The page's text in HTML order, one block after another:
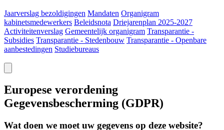
Jaarverslag bezoldigingen Mandaten Organigram
kabinetsmedewerkers Beleidsnota Driejarenplan 2025-2027
Activiteitenverslag Gemeentelijk organigram Transparantie -
Subsidies Transparantie - Stedenbouw Transparantie - Openbare
aanbestedingen Studiebureaus
Europese verordening
Gegevensbescherming (GDPR)
Wat doen we moet uw gegevens op deze website?